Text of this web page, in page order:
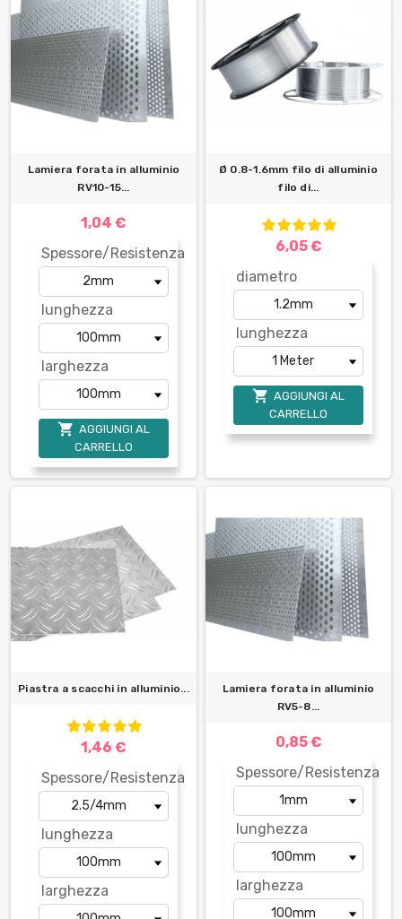
Lamiera forata in alluminio
RV10-15...
1,04 €
Spessore/Resistenza
lunghezza
larghezza
 AGGIUNGI AL
CARRELLO
Ø 0.8-1.6mm filo di alluminio
filo di...
6,05 €
diametro
lunghezza
 AGGIUNGI AL
CARRELLO
Piastra a scacchi in alluminio...
1,46 €
Spessore/Resistenza
lunghezza
larghezza
Lamiera forata in alluminio
RV5-8...
0,85 €
Spessore/Resistenza
lunghezza
larghezza